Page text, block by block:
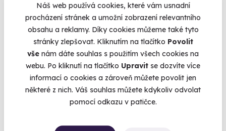
Náš web používá cookies, které vám usnadní
procházení stránek a umožní zobrazení relevantního
obsahu a reklamy. Díky cookies můžeme také tyto
stránky zlepšovat. Kliknutím na tlačítko Povolit
vše nám dáte souhlas s použitím všech cookies na
webu. Po kliknutí na tlačítko Upravit se dozvíte více
informací o cookies a zároveň můžete povolit jen
některé z nich. Váš souhlas můžete kdykoliv odvolat
pomocí odkazu v patičce.
(+ 28 dalších lokalit)
3 599 Kč
Volný termín už 14. 08. 2026